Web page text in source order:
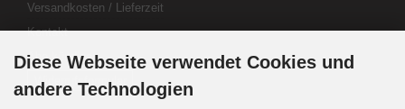
Versandkosten / Lieferzeit
Kontakt
Abo kündigen
Widerrufsformular
Diese Webseite verwendet Cookies und
andere Technologien